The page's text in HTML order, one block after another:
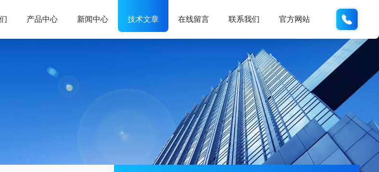
产品中心 新闻中心 技术文章 在线留言 联系我们 官方网站